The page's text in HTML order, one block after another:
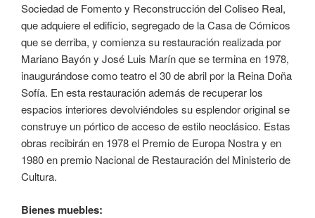
Sociedad de Fomento y Reconstrucción del Coliseo Real,
que adquiere el edificio, segregado de la Casa de Cómicos
que se derriba, y comienza su restauración realizada por
Mariano Bayón y José Luis Marín que se termina en 1978,
inaugurándose como teatro el 30 de abril por la Reina Doña
Sofía. En esta restauración además de recuperar los
espacios interiores devolviéndoles su esplendor original se
construye un pórtico de acceso de estilo neoclásico. Estas
obras recibirán en 1978 el Premio de Europa Nostra y en
1980 en premio Nacional de Restauración del Ministerio de
Cultura.
Bienes muebles: